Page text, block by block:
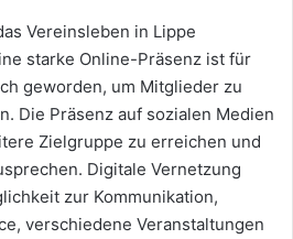
Vereinsleben in Lippe
starke Online-Präsenz ist für
geworden, um Mitglieder zu
Die Präsenz auf sozialen Medien
Zielgruppe zu erreichen und
Digitale Vernetzung
zur Kommunikation,
verschiedene Veranstaltungen